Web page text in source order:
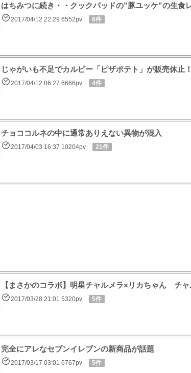
はちみつに続き・・クックパッドの”豚ユッケ”の生食
2017/04/12 22:29 6552pv 6件
じゃがいも不足でカルビー「ピザポテト」が販売休止
2017/04/12 06:27 6666pv 4件
チョココルネの中に通常ありえない異物が混入
2017/04/03 16:37 10204pv 21件
【まさかのコラボ】明星チャルメラ×リカちゃん チ
2017/03/28 21:01 5320pv 5件
完全にアレなセブンイレブンの新商品が話題
2017/03/17 03:01 6767pv 5件